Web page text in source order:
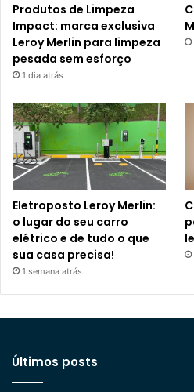
Produtos de Limpeza
Impact: marca exclusiva
Leroy Merlin para limpeza
pesada sem esforço
1 dia atrás
Eletroposto Leroy Merlin:
o lugar do seu carro
elétrico e de tudo o que
sua casa precisa!
1 semana atrás
Últimos posts